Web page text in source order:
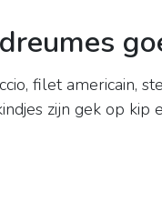
filet americain,
zijn gek op kip